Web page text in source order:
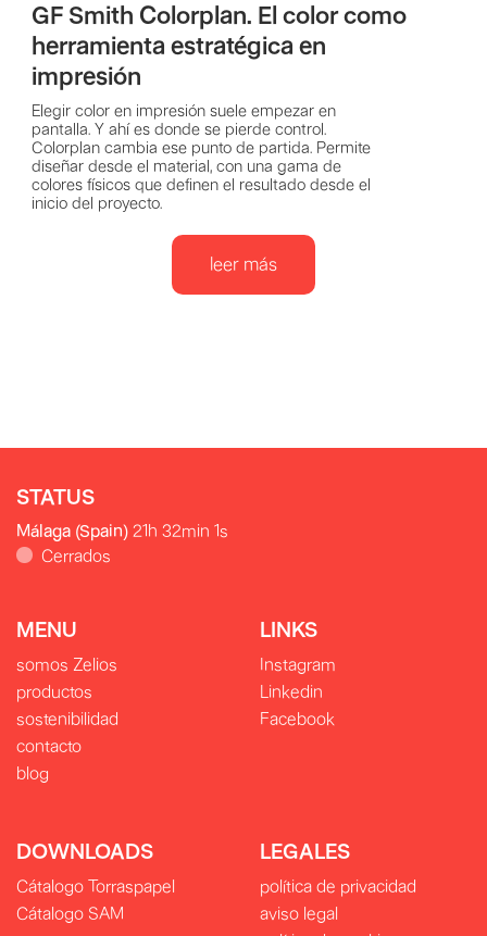
GF Smith Colorplan. El color como
herramienta estratégica en
impresión
Elegir color en impresión suele empezar en
pantalla. Y ahí es donde se pierde control.
Colorplan cambia ese punto de partida. Permite
diseñar desde el material, con una gama de
colores físicos que definen el resultado desde el
inicio del proyecto.
leer más
STATUS
Málaga (Spain) 21h 32min 3s
Cerrados
MENU
somos Zelios
productos
sostenibilidad
contacto
blog
LINKS
Instagram
Linkedin
Facebook
DOWNLOADS
Cátalogo Torraspapel
Cátalogo SAM
LEGALES
política de privacidad
aviso legal